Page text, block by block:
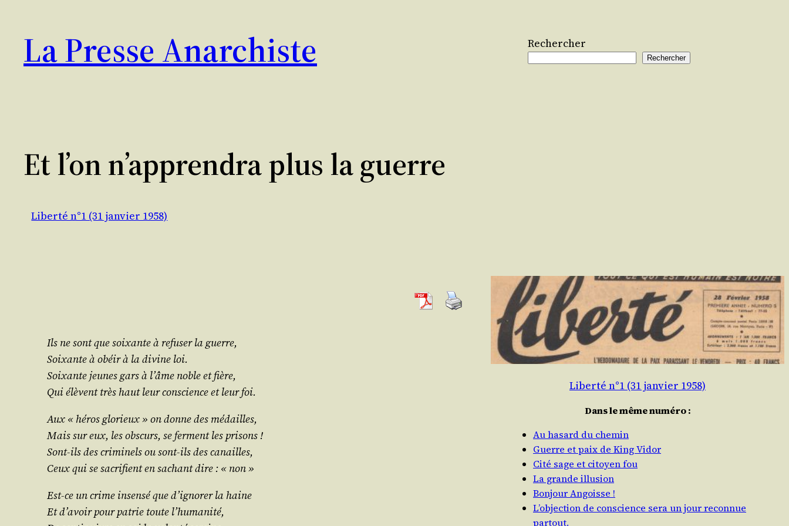
contenu
La Presse Anarchiste Rechercher
Rechercher
Et l’on n’apprendra plus la guerre
Liberté n°1 (31 janvier 1958)
Ils ne sont que soixante à refu­ser la guerre,
Soixante à obéir à la divine loi.
Soixante jeunes gars à l’âme noble et fière,
Qui élèvent très haut leur conscience et leur foi.
Aux « héros glo­rieux » on donne des médailles,
Mais sur eux, les obs­curs, se ferment les prisons !
Sont-ils des cri­mi­nels ou sont-ils des canailles,
Ceux qui se sacri­fient en sachant dire : « non »
Est-ce un crime insen­sé que d’ignorer la haine
Et d’avoir pour patrie toute l’humanité,
Liberté n°1 (31 janvier 1958)
Dans le même numéro :
Au hasard du chemin
Guerre et paix de King Vidor
Cité sage et citoyen fou
La grande illusion
Bonjour Angoisse !
L’objection de conscience sera un jour reconnue
partout.